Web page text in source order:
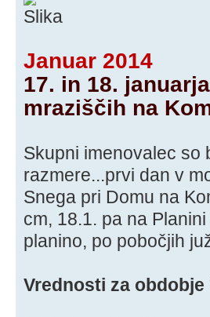
Januar 2014
17. in 18.
mraziščih na
Skupni imenovalec so
razmere...prvi dan v
Snega pri Domu na
cm, 18.1. pa na
planino, po pobočjih
Vrednosti za obdobje